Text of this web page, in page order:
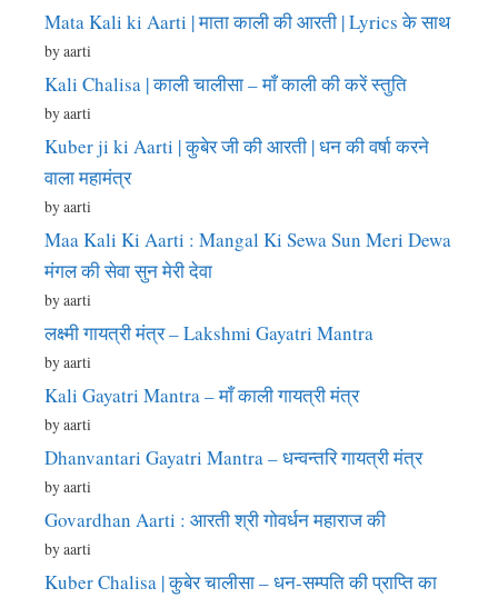
Mata Kali ki Aarti | माता काली की आरती | Lyrics के साथ
by aarti
Kali Chalisa | काली चालीसा – माँ काली की करें स्तुति
by aarti
Kuber ji ki Aarti | कुबेर जी की आरती | धन की वर्षा करने
वाला महामंत्र
by aarti
Maa Kali Ki Aarti : Mangal Ki Sewa Sun Meri Dewa
मंगल की सेवा सुन मेरी देवा
by aarti
लक्ष्मी गायत्री मंत्र – Lakshmi Gayatri Mantra
by aarti
Kali Gayatri Mantra – माँ काली गायत्री मंत्र
by aarti
Dhanvantari Gayatri Mantra – धन्वन्तरि गायत्री मंत्र
by aarti
Govardhan Aarti : आरती श्री गोवर्धन महाराज की
by aarti
Kuber Chalisa | कुबेर चालीसा – धन-सम्पति की प्राप्ति का